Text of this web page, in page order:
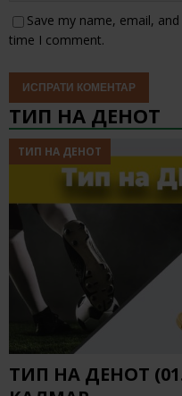
Save my name, email,
time I comment.
ТИП НА ДЕНОТ
ТИП НА ДЕНОТ
ТИП НА ДЕНОТ